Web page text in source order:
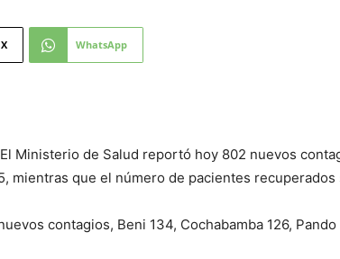
X WhatsApp
Ministerio de Salud reportó hoy 802 nuevos
mientras que el número de pacientes recuperados
contagios, Beni 134, Cochabamba 126,